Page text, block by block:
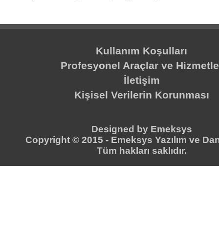
Kullanım Koşulları
Profesyonel Araçlar ve
İletişim
Kişisel Verilerin Korunması
Designed by Emeksys
Copyright © 2015 - Emeksys Yazılım ve
Tüm hakları saklıdır.